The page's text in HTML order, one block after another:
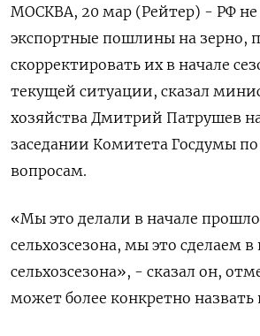
МОСКВА, 20 мар (Рейтер) - РФ не
экспортные пошлины на зерно,
скорректировать их в начале
текущей ситуации, сказал
хозяйства Дмитрий Патрушев
заседании Комитета Госдумы
вопросам.
«Мы это делали в начале
сельхозсезона, мы это сделаем в
сельхозсезона», - сказал он,
может более конкретно